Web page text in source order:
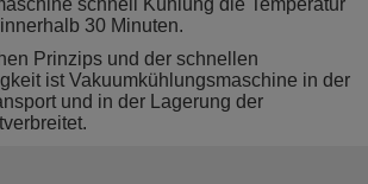
30 Minuten.
Prinzips und der schnellen
ist Vakuumkühlungsmaschine in der
und in der Lagerung der